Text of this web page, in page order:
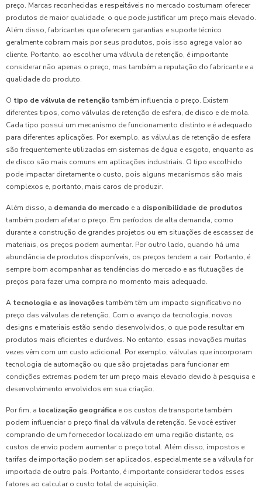
preço. Marcas reconhecidas e respeitáveis no mercado costumam oferecer
produtos de maior qualidade, o que pode justificar um preço mais elevado.
Além disso, fabricantes que oferecem garantias e suporte técnico
geralmente cobram mais por seus produtos, pois isso agrega valor ao
cliente. Portanto, ao escolher uma válvula de retenção, é importante
considerar não apenas o preço, mas também a reputação do fabricante e a
qualidade do produto.
O tipo de válvula de retenção também influencia o preço. Existem
diferentes tipos, como válvulas de retenção de esfera, de disco e de mola.
Cada tipo possui um mecanismo de funcionamento distinto e é adequado
para diferentes aplicações. Por exemplo, as válvulas de retenção de esfera
são frequentemente utilizadas em sistemas de água e esgoto, enquanto as
de disco são mais comuns em aplicações industriais. O tipo escolhido
pode impactar diretamente o custo, pois alguns mecanismos são mais
complexos e, portanto, mais caros de produzir.
Além disso, a demanda do mercado e a disponibilidade de produtos
também podem afetar o preço. Em períodos de alta demanda, como
durante a construção de grandes projetos ou em situações de escassez de
materiais, os preços podem aumentar. Por outro lado, quando há uma
abundância de produtos disponíveis, os preços tendem a cair. Portanto, é
sempre bom acompanhar as tendências do mercado e as flutuações de
preços para fazer uma compra no momento mais adequado.
A tecnologia e as inovações também têm um impacto significativo no
preço das válvulas de retenção. Com o avanço da tecnologia, novos
designs e materiais estão sendo desenvolvidos, o que pode resultar em
produtos mais eficientes e duráveis. No entanto, essas inovações muitas
vezes vêm com um custo adicional. Por exemplo, válvulas que incorporam
tecnologia de automação ou que são projetadas para funcionar em
condições extremas podem ter um preço mais elevado devido à pesquisa e
desenvolvimento envolvidos em sua criação.
Por fim, a localização geográfica e os custos de transporte também
podem influenciar o preço final da válvula de retenção. Se você estiver
comprando de um fornecedor localizado em uma região distante, os
custos de envio podem aumentar o preço total. Além disso, impostos e
tarifas de importação podem ser aplicados, especialmente se a válvula for
importada de outro país. Portanto, é importante considerar todos esses
fatores ao calcular o custo total de aquisição.